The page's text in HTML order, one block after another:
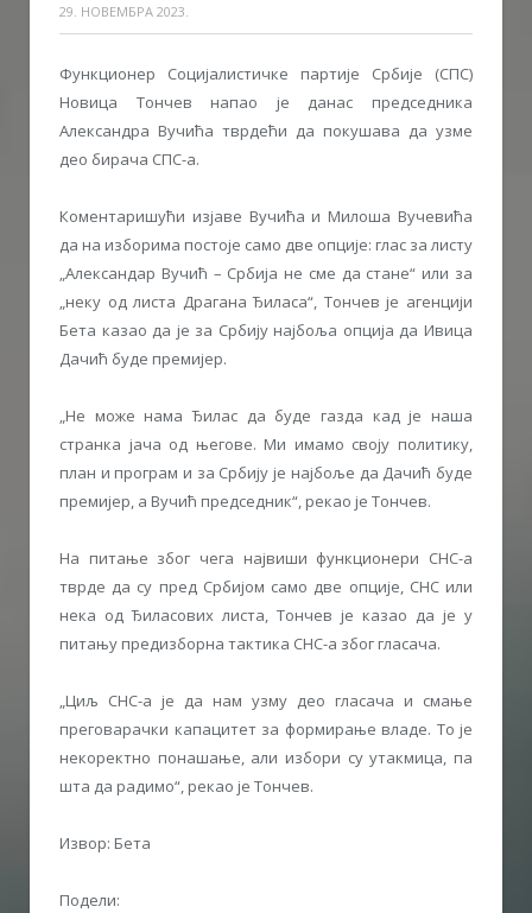
29. НОВЕМБРА 2023.
Функционер Социјалистичке партије Србије (СПС)
Новица Тончев напао је данас председника
Александра Вучића тврдећи да покушава да узме
део бирача СПС-а.
Коментаришући изјаве Вучића и Милоша Вучевића
да на изборима постоје само две опције: глас за листу
„Александар Вучић – Србија не сме да стане“ или за
„неку од листа Драгана Ђиласа“, Тончев је агенцији
Бета казао да је за Србију најбоља опција да Ивица
Дачић буде премијер.
„Не може нама Ђилас да буде газда кад је наша
странка јача од његове. Ми имамо своју политику,
план и програм и за Србију је најбоље да Дачић буде
премијер, а Вучић председник“, рекао је Тончев.
На питање због чега највиши функционери СНС-а
тврде да су пред Србијом само две опције, СНС или
нека од Ђиласових листа, Тончев је казао да је у
питању предизборна тактика СНС-а због гласача.
„Циљ СНС-а је да нам узму део гласача и смање
преговарачки капацитет за формирање владе. То је
некоректно понашање, али избори су утакмица, па
шта да радимо“, рекао је Тончев.
Извор: Бета
Подели: